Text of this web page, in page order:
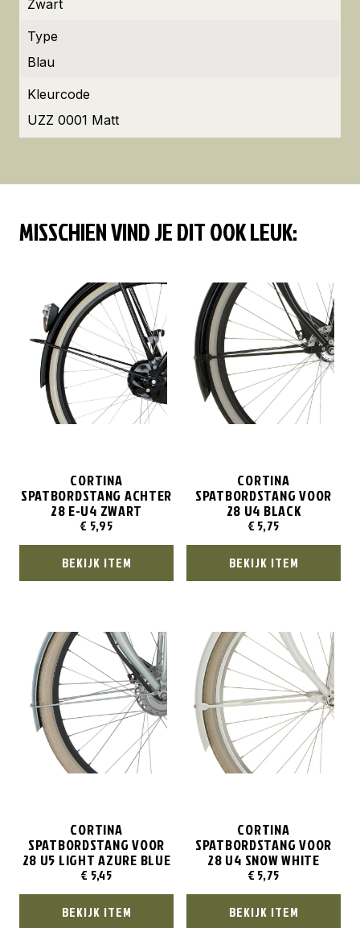
Zwart
Type
Blau
Kleurcode
UZZ 0001 Matt
MISSCHIEN VIND JE DIT OOK LEUK:
CORTINA
SPATBORDSTANG ACHTER
28 E-U4 ZWART
€ 5,95
BEKIJK ITEM
CORTINA
SPATBORDSTANG VOOR
28 U4 BLACK
€ 5,75
BEKIJK ITEM
CORTINA
SPATBORDSTANG VOOR
28 U5 LIGHT AZURE BLUE
€ 5,45
BEKIJK ITEM
CORTINA
SPATBORDSTANG VOOR
28 U4 SNOW WHITE
€ 5,75
BEKIJK ITEM